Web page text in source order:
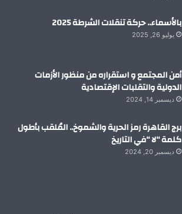
بالأسماء.. حركة تنقلات الشرطة 2025
يوليو 26, 2025
أمن المجتمع و استقراره من منظور الأزمات
الدولية والتقلبات الإقتصادية
ديسمبر 14, 2024
برج القاهرة رمز الحرية والشموخ.. المُلقب بأطول
كلمة “لا “في التاريخ
ديسمبر 20, 2024